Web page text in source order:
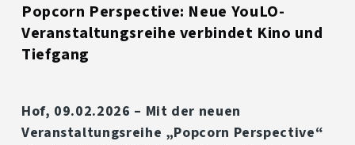
Popcorn Perspective: Neue YouLO-
Veranstaltungsreihe verbindet Kino und
Tiefgang
Hof, 09.02.2026 – Mit der neuen
Veranstaltungsreihe „Popcorn Perspective“